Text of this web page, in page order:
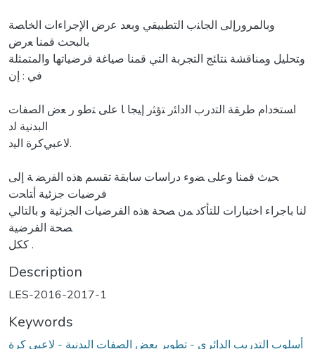
وبالمرورإﻟﻰ اﻟﺠﺎﻨب التطبيقي وبعد ﻋرض الإجراءات اﻟﺨﺎﺼﺔ
بالبحث ﻗﻤﻨﺎ ﻌرض
وﺘﺤﻠﻴﻞ وﻤﻨﺎﻗﺸﺔ ﻨﺘﺎﺌﺞ التجربة اﻟﺘﻲ ﻗﻤﻨﺎ صياغة فرضياتها واﻟﻤﺘﻤﺜﻠﺔ
ﻓﻲ : إن
اﺴﺘﺨدام طرﻘﺔ اﻟﺘدرب اﻟداﺌر ﺘؤﺜر إﻴﺠﺎ ﺎ ﻋﻠﻰ ﺘطو ر ﻌض اﻟﺼﻔﺎت
البدنية ﻟد
ﻻﻋﺒﻲكرة اﻟﻴد.
ﺤﻴث ﻗﻤﻨﺎ وﻋﻠﻰ ﻀوء دراسات سابقة تقسم ﻫذﻩ اﻟﻔرﻀ ﺔ إﻟﻰ
فرضيات جزئية أﺘﺎﺤت
ﻟﻨﺎ باجراء اختبارات ﻟﻠﺘﺄﻛد ﻤن ﺼﺤﺔ ﻫذﻩ الفرضيات الجزئية و بالتالي
ﺼﺤﺔ الفرضية
ككل .
Description
LES-2016-2017-1
Keywords
أسلوب التدريب الدائري - تطوير بعض الصفات البدنية - لاعبي كرة